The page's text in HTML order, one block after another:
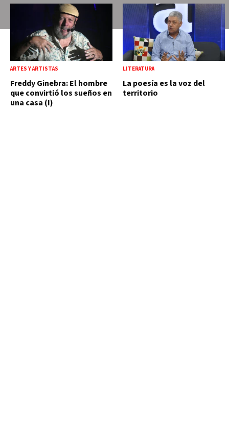
ARTES Y ARTISTAS
Freddy Ginebra: El hombre
que convirtió los sueños en
una casa (I)
LITERATURA
La poesía es la voz del
territorio